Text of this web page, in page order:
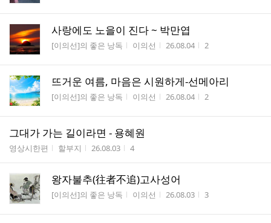
사랑에도 노을이 진다 ~ 박만엽
게시판명
[이의선]의 좋은 낭독 작성자
이의선 작성시간
26.08.04 조회수
2
뜨거운 여름, 마음은 시원하게-선메아리
게시판명
[이의선]의 좋은 낭독 작성자
이의선 작성시간
26.08.04 조회수
2
그대가 가는 길이라면 - 용혜원
게시판명
영상시한편 작성자
할부지 작성시간
26.08.03 조회수
4
왕자불추(往者不追)고사성어
게시판명
[이의선]의 좋은 낭독 작성자
이의선 작성시간
26.08.03 조회수
3